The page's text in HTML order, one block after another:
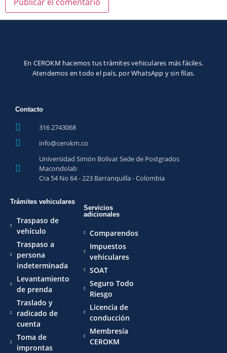
En CEROKM hacemos tus trámites vehiculares más fáciles.
Atendemos en todo el país, por WhatsApp y sin filas.
Contacto
316 2743068
info@cerokm.co
Universidad Simón Bolivar Sede de Postgrados
Macondolab
Cra 54 No 64 - 223 Barranquilla - Colombia
Trámites vehiculares
Traspaso de
vehículo
Traspaso a
persona
indeterminada
Levantamiento
de prenda
Traslado y
radicado de
cuenta
Toma de
improntas
Servicios
adicionales
Comparendos
Impuestos
vehiculares
SOAT
Seguro Todo
Riesgo
Licencia de
conducción
Membresía
CEROKM